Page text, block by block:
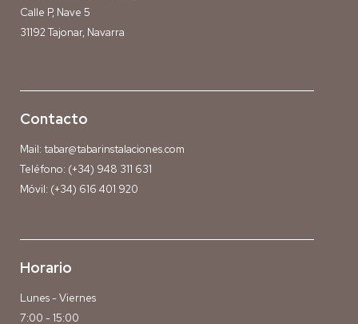
Calle P, Nave 5
31192 Tajonar, Navarra
Contacto
Mail: tabar@tabarinstalaciones.com
Teléfono: (+34) 948 311 631
Móvil: (+34) 616 401 920
Horario
Lunes - Viernes
7:00 - 15:00